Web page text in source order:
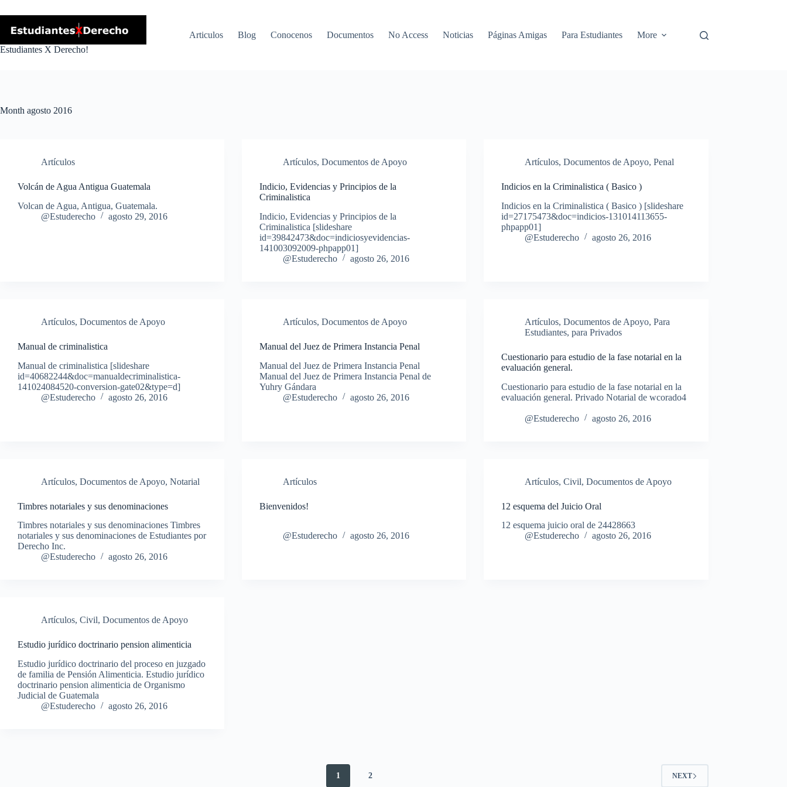
to
content
Estudiantes X Derecho!
Articulos Blog Conocenos Documentos No Access Noticias Páginas Amigas Para Estudiantes More
Month agosto 2016
Artículos
Volcán de Agua Antigua Guatemala
Volcan de Agua, Antigua, Guatemala.
@Estuderecho
agosto 29, 2016
Artículos,Documentos de Apoyo
Indicio, Evidencias y Principios de la
Criminalistica
Indicio, Evidencias y Principios de la
Criminalistica [slideshare
id=39842473&doc=indiciosyevidencias-
141003092009-phpapp01]
@Estuderecho
agosto 26, 2016
Artículos,Documentos de Apoyo,Penal
Indicios en la Criminalistica ( Basico )
Indicios en la Criminalistica ( Basico ) [slideshare
id=27175473&doc=indicios-131014113655-
phpapp01]
@Estuderecho
agosto 26, 2016
Artículos, Documentos de Apoyo
Manual de criminalistica
Manual de criminalistica [slideshare
id=40682244&doc=manualdecriminalistica-
141024084520-conversion-gate02&type=d]
@Estuderecho
agosto 26, 2016
Artículos,Documentos de Apoyo
Manual del Juez de Primera Instancia Penal
Manual del Juez de Primera Instancia Penal
Manual del Juez de Primera Instancia Penal de
Yuhry Gándara
@Estuderecho
agosto 26, 2016
Artículos,Documentos de Apoyo,Para
Estudiantes,para Privados
Cuestionario para estudio de la fase notarial en la
evaluación general.
Cuestionario para estudio de la fase notarial en la
evaluación general. Privado Notarial de wcorado4
@Estuderecho agosto 26, 2016
Artículos, Documentos de Apoyo, Notarial
Timbres notariales y sus denominaciones
Timbres notariales y sus denominaciones Timbres
notariales y sus denominaciones de Estudiantes por
Derecho Inc.
@Estuderecho
agosto 26, 2016
Artículos
Bienvenidos!
@Estuderecho agosto 26, 2016
Artículos,Civil,Documentos de Apoyo
12 esquema del Juicio Oral
12 esquema juicio oral de 24428663
@Estuderecho
agosto 26, 2016
Artículos, Civil, Documentos de Apoyo
Estudio jurídico doctrinario pension alimenticia
Estudio jurídico doctrinario del proceso en juzgado
de familia de Pensión Alimenticia. Estudio jurídico
doctrinario pension alimenticia de Organismo
Judicial de Guatemala
@Estuderecho
agosto 26, 2016
1 2 NEXT